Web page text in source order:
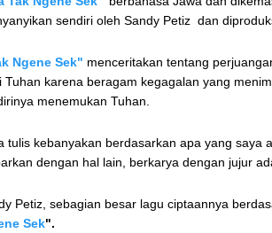
sendiri oleh Sandy Petiz dan
Ngene Sek" menceritakan tentang
Tuhan karena beragam kegagalan yang
menemukan Tuhan.
tulis kebanyakan berdasarkan apa yang saya
dengan hal lain, berkarya dengan jujur
Petiz, sebagian besar lagu ciptaannya
Sek".